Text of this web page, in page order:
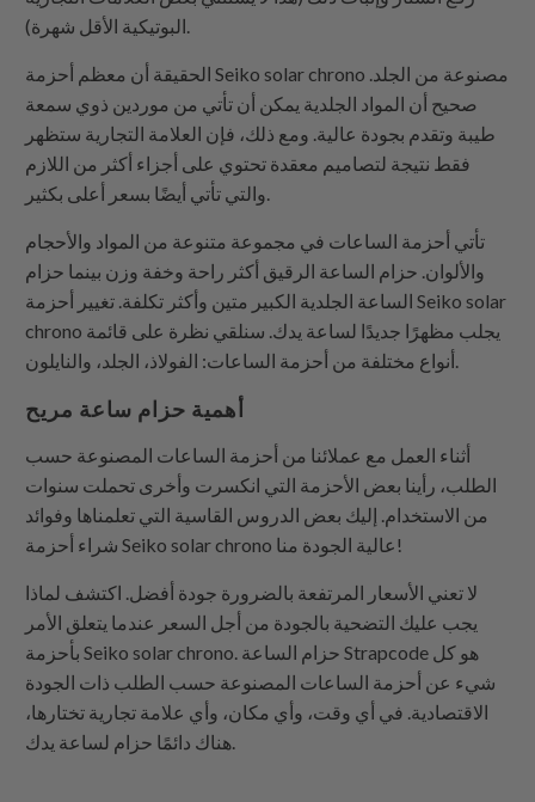
البوتيكية الأقل شهرة).
الحقيقة أن معظم أحزمة Seiko solar chrono مصنوعة من الجلد.
صحيح أن المواد الجلدية يمكن أن تأتي من موردين ذوي سمعة
طيبة وتقدم بجودة عالية. ومع ذلك، فإن العلامة التجارية ستظهر
فقط نتيجة لتصاميم معقدة تحتوي على أجزاء أكثر من اللازم
والتي تأتي أيضًا بسعر أعلى بكثير.
تأتي أحزمة الساعات في مجموعة متنوعة من المواد والأحجام
والألوان. حزام الساعة الرقيق أكثر راحة وخفة وزن بينما حزام
الساعة الجلدية الكبير متين وأكثر تكلفة. تغيير أحزمة Seiko solar
chrono يجلب مظهرًا جديدًا لساعة يدك. سنلقي نظرة على قائمة
أنواع مختلفة من أحزمة الساعات: الفولاذ، الجلد، والنايلون.
أهمية حزام ساعة مريح
أثناء العمل مع عملائنا من أحزمة الساعات المصنوعة حسب
الطلب، رأينا بعض الأحزمة التي انكسرت وأخرى تحملت سنوات
من الاستخدام. إليك بعض الدروس القاسية التي تعلمناها وفوائد
شراء أحزمة Seiko solar chrono عالية الجودة منا!
لا تعني الأسعار المرتفعة بالضرورة جودة أفضل. اكتشف لماذا
يجب عليك التضحية بالجودة من أجل السعر عندما يتعلق الأمر
بأحزمة Seiko solar chrono. حزام الساعة Strapcode هو كل
شيء عن أحزمة الساعات المصنوعة حسب الطلب ذات الجودة
الاقتصادية. في أي وقت، وأي مكان، وأي علامة تجارية تختارها،
هناك دائمًا حزام لساعة يدك.